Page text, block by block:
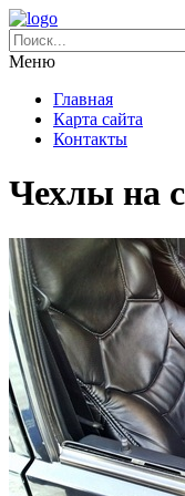
Меню
Главная
Карта сайта
Контакты
Чехлы на